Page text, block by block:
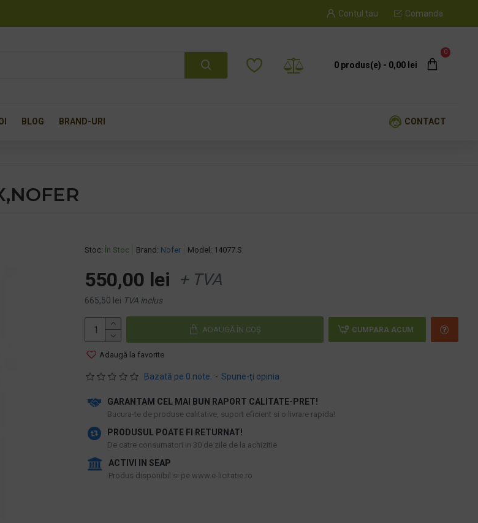
Contul tau Comanda
0 produs(e) - 0,00 lei
0
BLOG BRAND-URI CONTACT
Stoc: În Stoc Brand: Nofer Model: 14077.S
Bazată pe 0 note. - Spune-ţi opinia
550,00 lei + TVA
665,50 lei TVA inclus
ADAUGĂ ÎN COŞ CUMPARA ACUM
Adaugă la favorite
GARANTAM CEL MAI BUN RAPORT CALITATE-PRET!
​Bucura-te de produse calitative, suport eficient si o livrare rapida!
PRODUSUL POATE FI RETURNAT!
De catre consumatori in 30 de zile de la achizitie
ACTIVI IN SEAP
Produs disponibil si pe www.e-licitatie.ro